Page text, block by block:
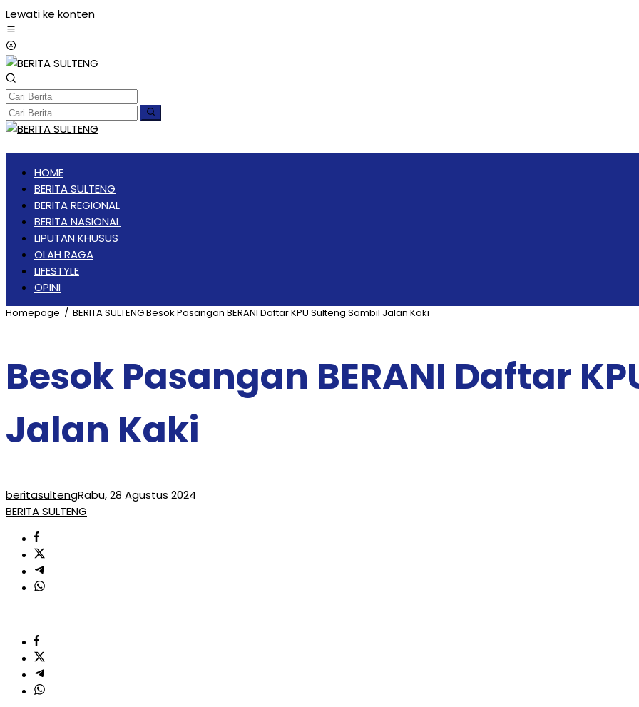
Lewati ke konten
HOME
BERITA SULTENG
BERITA REGIONAL
BERITA NASIONAL
LIPUTAN KHUSUS
OLAH RAGA
LIFESTYLE
OPINI
Homepage / BERITA SULTENGBesok Pasangan BERANI Daftar KPU Sulteng Sambil Jalan Kaki
Besok Pasangan BERANI Daftar
Jalan Kaki
beritasultengRabu, 28 Agustus 2024
BERITA SULTENG